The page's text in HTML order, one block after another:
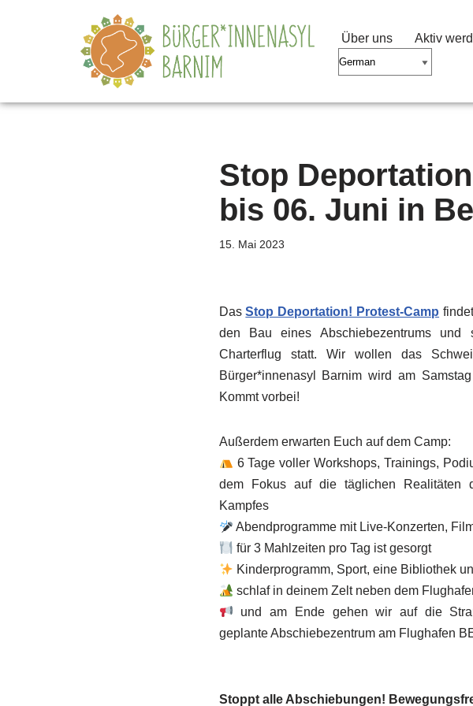
Über uns Aktiv
Stop
bis 06. Juni in
15. Mai 2023
DasStop Deportation! Protest-Camp
den Bau eines Abschiebezentrums und
Charterflug statt. Wir wollen das
Bürger*innenasyl Barnim wird am
Kommt vorbei!
Außerdem erwarten Euch auf dem Camp:
6 Tage voller Workshops, Trainings,
dem Fokus auf die täglichen Realitäten
Kampfes
Abendprogramme mit Live-Konzerten,
für 3 Mahlzeiten pro Tag ist gesorgt
Kinderprogramm, Sport, eine Bibliothek
schlaf in deinem Zelt neben dem
und am Ende gehen wir auf die
geplante Abschiebezentrum am Flughafen
Stoppt alle Abschiebungen!